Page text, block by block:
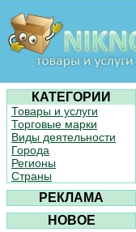
КАТЕГОРИИ
Товары и услуги
Торговые марки
Виды деятельности
Города
Регионы
Страны
РЕКЛАМА
НОВОЕ